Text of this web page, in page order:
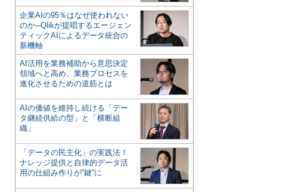
企業AIの95％はなぜ使われない
のか─Qlikが提唱するエージェン
ティックAIによるデータ統合の
新機軸
AI活用を業務補助から意思決定
領域へと高め、業務プロセスを
進化させるための道筋とは
AIの価値を維持し続ける「デー
タ継続供給の型」と「横断組
織」
「データの民主化」の実践法！
ナレッジ提供と自律的データ活
用の仕組み作りが“鍵”に